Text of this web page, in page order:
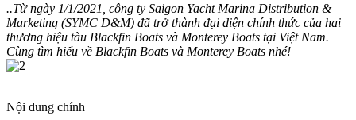
..Từ ngày 1/1/2021, công ty Saigon Yacht Marina Distribution &
Marketing (SYMC D&M) đã trở thành đại diện chính thức của hai
thương hiệu tàu Blackfin Boats và Monterey Boats tại Việt Nam.
Cùng tìm hiểu về Blackfin Boats và Monterey Boats nhé!
Nội dung chính